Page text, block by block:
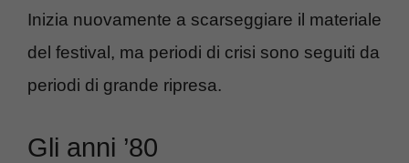
Inizia nuovamente a scarseggiare il materiale
del festival, ma periodi di crisi sono seguiti da
periodi di grande ripresa.
Gli anni ’80